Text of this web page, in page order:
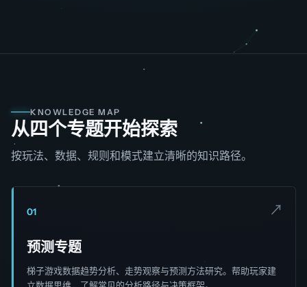
KNOWLEDGE MAP
从四个专题开始探索
按玩法、数据、规则和模式建立清晰的知识路径。
01 ↗
预测专题
梯子游戏数据趋势分析、走势观察与预测方法研究。帮助玩家建